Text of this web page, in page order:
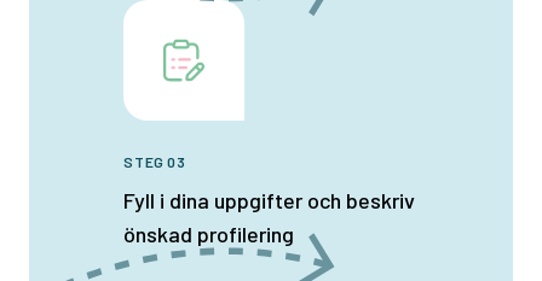
STEG 03
Fyll i dina uppgifter och beskriv
önskad profilering